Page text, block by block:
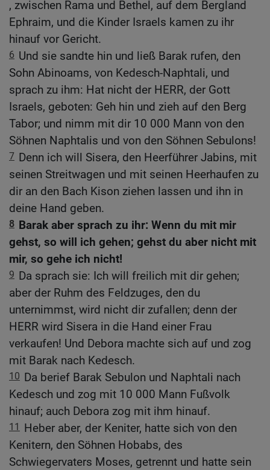
, zwischen Rama und Bethel, auf dem Bergland
Ephraim, und die Kinder Israels kamen zu ihr
hinauf vor Gericht.
6 Und sie sandte hin und ließ Barak rufen, den
Sohn Abinoams, von Kedesch-Naphtali, und
sprach zu ihm: Hat nicht der HERR, der Gott
Israels, geboten: Geh hin und zieh auf den Berg
Tabor; und nimm mit dir 10 000 Mann von den
Söhnen Naphtalis und von den Söhnen Sebulons!
7 Denn ich will Sisera, den Heerführer Jabins, mit
seinen Streitwagen und mit seinen Heerhaufen zu
dir an den Bach Kison ziehen lassen und ihn in
deine Hand geben.
8 Barak aber sprach zu ihr: Wenn du mit mir
gehst, so will ich gehen; gehst du aber nicht mit
mir, so gehe ich nicht!
9 Da sprach sie: Ich will freilich mit dir gehen;
aber der Ruhm des Feldzuges, den du
unternimmst, wird nicht dir zufallen; denn der
HERR wird Sisera in die Hand einer Frau
verkaufen! Und Debora machte sich auf und zog
mit Barak nach Kedesch.
10 Da berief Barak Sebulon und Naphtali nach
Kedesch und zog mit 10 000 Mann Fußvolk
hinauf; auch Debora zog mit ihm hinauf.
11
Heber aber, der Keniter, hatte sich von den
Kenitern, den Söhnen Hobabs, des
Schwiegervaters Moses, getrennt und hatte sein